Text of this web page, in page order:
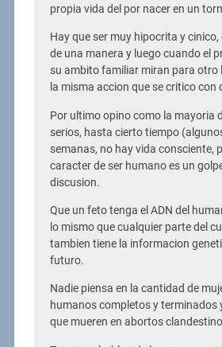
propia vida del por nacer en un
Hay que ser muy hipocrita y
de una manera y luego cuando el
su ambito familiar miran para otro
la misma accion que se critico con
Por ultimo opino como la mayoria
serios, hasta cierto tiempo
semanas, no hay vida consciente,
caracter de ser humano es un
discusion.
Que un feto tenga el ADN del
lo mismo que cualquier parte del
tambien tiene la informacion
futuro.
Nadie piensa en la cantidad de
humanos completos y terminados
que mueren en abortos